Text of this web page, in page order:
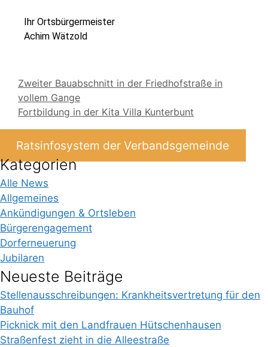
Ihr Ortsbürgermeister
Achim Wätzold
Zweiter Bauabschnitt in der Friedhofstraße in
vollem Gange
Fortbildung in der Kita Villa Kunterbunt
Ratsinfosystem der Verbandsgemeinde
Kategorien
Alle News
Allgemeines
Ankündigungen & Ortsleben
Bürgerengagement
Dorferneuerung
Jubilaren
Neueste Beiträge
Stellenausschreibungen: Krankheitsvertretung für den
Bauhof
Picknick mit den Landfrauen Hütschenhausen
Straßenfest zieht in die Alleestraße